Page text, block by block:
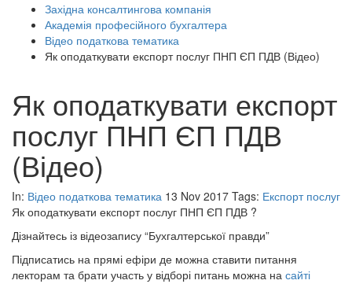
Західна консалтингова компанія
Академія професійного бухгалтера
Відео податкова тематика
Як оподаткувати експорт послуг ПНП ЄП ПДВ (Відео)
Як оподаткувати експорт
послуг ПНП ЄП ПДВ
(Відео)
In: Відео податкова тематика 13 Nov 2017 Tags: Експорт послуг
Як оподаткувати експорт послуг ПНП ЄП ПДВ ?
Дізнайтесь із відеозапису “Бухгалтерської правди”
Підписатись на прямі ефіри де можна ставити питання
лекторам та брати участь у відборі питань можна на сайті